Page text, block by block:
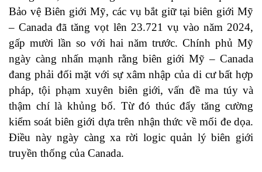
Bảo vệ Biên giới Mỹ, các vụ bắt giữ tại biên giới Mỹ
– Canada đã tăng vọt lên 23.721 vụ vào năm 2024,
gấp mười lần so với hai năm trước. Chính phủ Mỹ
ngày càng nhấn mạnh rằng biên giới Mỹ – Canada
đang phải đối mặt với sự xâm nhập của di cư bất hợp
pháp, tội phạm xuyên biên giới, vấn đề ma túy và
thậm chí là khủng bố. Từ đó thúc đẩy tăng cường
kiểm soát biên giới dựa trên nhận thức về mối đe dọa.
Điều này ngày càng xa rời logic quản lý biên giới
truyền thống của Canada.